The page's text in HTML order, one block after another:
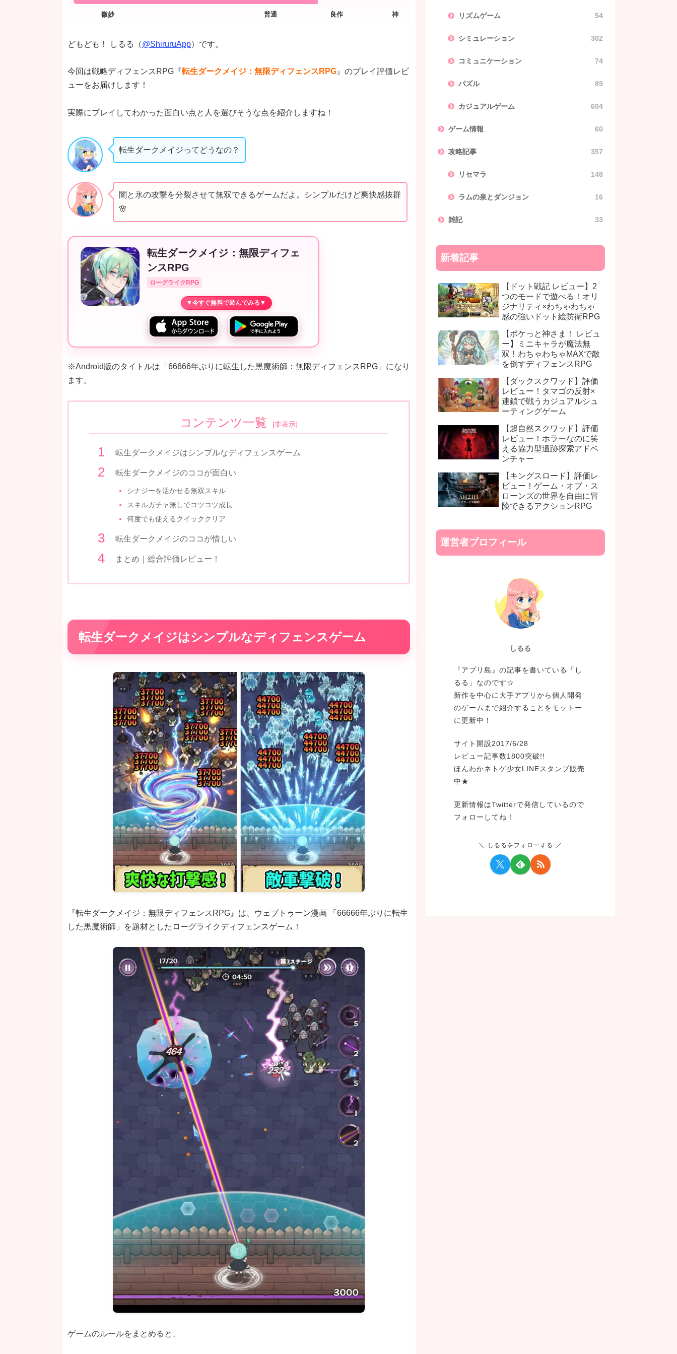
どもども！ しるる（@ShiruruApp）です。
今回は戦略ディフェンスRPG『転生ダークメイジ：無限ディフェンスRPG 』のプレイ評価レビ
ューをお届けします！
実際にプレイしてわかった面白い点と人を選びそうな点を紹介しますね！
転生ダークメイジってどうなの？
闇と氷の攻撃を分裂させて無双できるゲームだよ。シンプルだけど爽快感抜群
🌸
転生ダークメイジ：無限ディフェ
ンスRPG
ローグライクRPG
※Android版のタイトルは「66666年ぶりに転生した黒魔術師：無限ディフェンスRPG」になり
ます。
コンテンツ一覧 [非表示]
転生ダークメイジはシンプルなディフェンスゲーム
転生ダークメイジのココが面白い
シナジーを活かせる無双スキル
スキルガチャ無しでコツコツ成長
何度でも使えるクイッククリア
転生ダークメイジのココが惜しい
まとめ｜総合評価レビュー！
転生ダークメイジはシンプルなディフェンスゲーム
『転生ダークメイジ：無限ディフェンスRPG』は、ウェブトゥーン漫画 「66666年ぶりに転生
した黒魔術師」を題材としたローグライクディフェンスゲーム！
ゲームのルールをまとめると、
リズムゲーム 54
シミュレーション 302
コミュニケーション 74
パズル 89
カジュアルゲーム 604
ゲーム情報 60
攻略記事 357
リセマラ 148
ラムの泉とダンジョン 16
雑記 33
新着記事
【ドット戦記 レビュー】2
つのモードで遊べる！オリ
ジナリティ×わちゃわちゃ
感の強いドット絵防衛RPG
【ポケっと神さま！ レビュ
ー】ミニキャラが魔法無
双！わちゃわちゃMAXで敵
を倒すディフェンスRPG
【ダックスクワッド】評価
レビュー！タマゴの反射×
連鎖で戦うカジュアルシュ
ーティングゲーム
【超自然スクワッド】評価
レビュー！ホラーなのに笑
える協力型遺跡探索アドベ
ンチャー
【キングスロード】評価レ
ビュー！ゲーム・オブ・ス
ローンズの世界を自由に冒
険できるアクションRPG
運営者プロフィール
しるる
『アプリ島』の記事を書いている「し
るる」なのです☆
新作を中心に大手アプリから個人開発
のゲームまで紹介することをモットー
に更新中！
サイト開設2017/6/28
レビュー記事数1800突破!!
ほんわかネトゲ少女LINEスタンプ販売
中★
更新情報はTwitterで発信しているので
フォローしてね！
しるるをフォローする